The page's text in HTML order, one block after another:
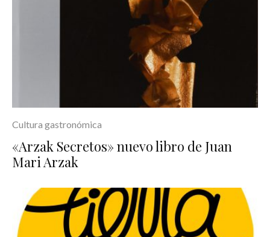
Cultura gastronómica
«Arzak Secretos» nuevo libro de Juan
Mari Arzak